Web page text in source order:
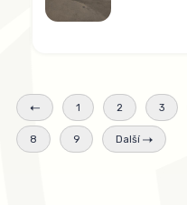
1 2 3
8 9 Další